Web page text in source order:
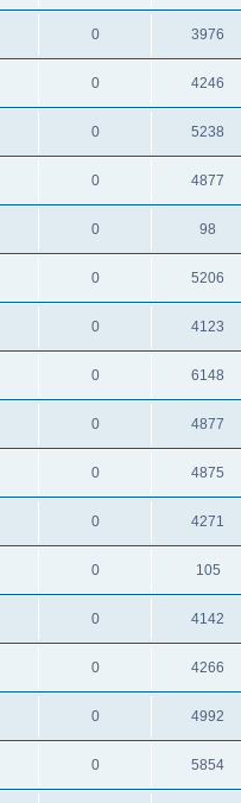
0 3976
0 4246
0 5238
0 4877
0 98
0 5206
0 4123
0 6148
0 4877
0 4875
0 4271
0 105
0 4142
0 4266
0 4992
0 5854